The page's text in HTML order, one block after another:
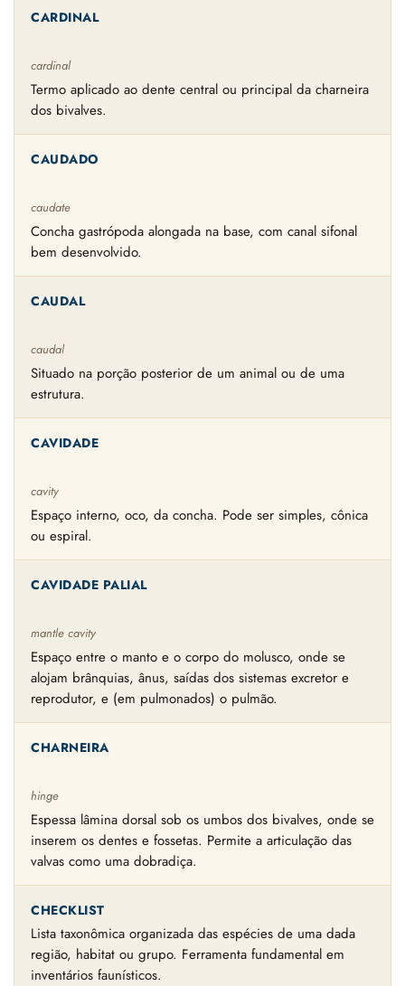
CARDINAL
cardinal
Termo aplicado ao dente central ou principal da charneira
dos bivalves.
CAUDADO
caudate
Concha gastrópoda alongada na base, com canal sifonal
bem desenvolvido.
CAUDAL
caudal
Situado na porção posterior de um animal ou de uma
estrutura.
CAVIDADE
cavity
Espaço interno, oco, da concha. Pode ser simples, cônica
ou espiral.
CAVIDADE PALIAL
mantle cavity
Espaço entre o manto e o corpo do molusco, onde se
alojam brânquias, ânus, saídas dos sistemas excretor e
reprodutor, e (em pulmonados) o pulmão.
CHARNEIRA
hinge
Espessa lâmina dorsal sob os umbos dos bivalves, onde se
inserem os dentes e fossetas. Permite a articulação das
valvas como uma dobradiça.
CHECKLIST
Lista taxonômica organizada das espécies de uma dada
região, habitat ou grupo. Ferramenta fundamental em
inventários faunísticos.